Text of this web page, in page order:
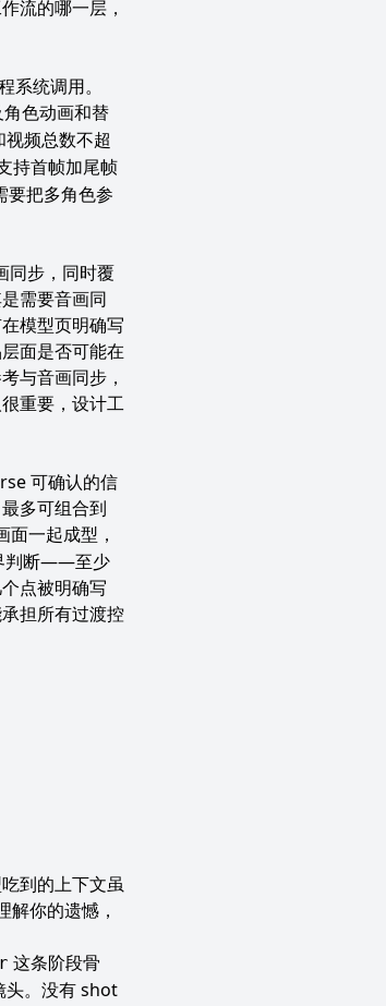
流的哪一层，
统调用。
角色动画和替
频总数不超
持首帧加尾帧
要把多角色参
同步，同时覆
需要音画同
模型页明确写
面是否可能在
与音画同步，
重要，设计工
可确认的信
多可组合到
一起成型，
判断——至少
点被明确写
担所有过渡控
到的上下文虽
你的遗憾，
这条阶段骨
头。没有 shot